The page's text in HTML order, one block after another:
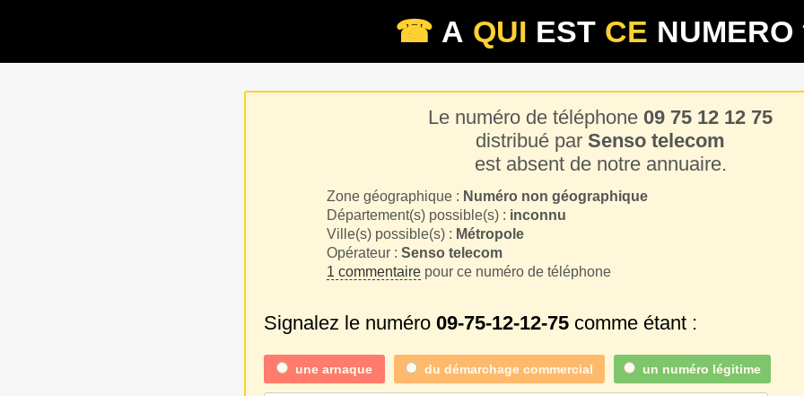
☎ A QUI EST CE NUMERO
Le numéro de téléphone 09 75 12 12 75
distribué par Senso telecom
est absent de notre annuaire.
Zone géographique : Numéro non géographique
Département(s) possible(s) : inconnu
Ville(s) possible(s) : Métropole
Opérateur : Senso telecom
1 commentairepour ce numéro de téléphone
Signalez le numéro 09-75-12-12-75 comme étant :
une arnaque du démarchage commercial un numéro légitime